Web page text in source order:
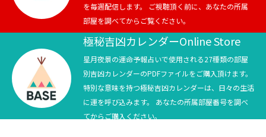
競馬
テニス四大大会・五輪
テニス四大大会・五輪
を毎週配信します。 ご視聴頂く前に、あなたの所属
部屋を調べてからご覧ください。
極秘吉凶カレンダーOnline Store
星月夜景の運命予報占いで使用される27種類の部屋
別吉凶カレンダーのPDFファイルをご購入頂けます。
特別な意味を持つ極秘吉凶カレンダーは、日々の生活
に運を呼び込みます。 あなたの所属部屋番号を調べ
てからご購入ください。